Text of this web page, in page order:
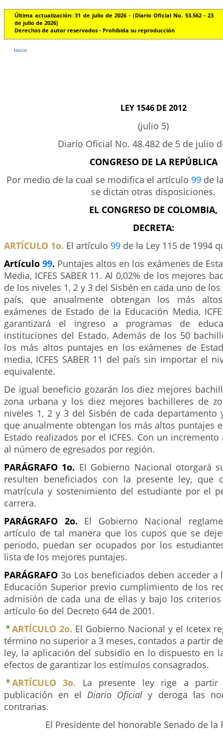
Última actualización: 31 de julio de 2026 - (Diario Oficial No. 53.562 - 23
de julio de 2026)
Derechos de autor reservados - Prohibida su reproducción
Inicio
LEY 1546 DE 2012
(julio 5)
Diario Oficial No. 48.482 de 5 de julio
CONGRESO DE LA REPÚBLICA
Por medio de la cual se modifica el artículo 99 de
se dictan otras disposiciones.
EL CONGRESO DE COLOMBIA,
DECRETA:
ARTÍCULO 1o. El artículo 99 de la Ley 115 de 1994
Artículo99. Puntajes altos en los exámenes de
Media, ICFES SABER 11. Al 0,02% de los mejores
de los niveles 1, 2 y 3 del Sisbén en cada uno de
país, que anualmente obtengan los más
exámenes de Estado de la Educación Media,
garantizará el ingreso a programas de
instituciones del Estado. Además de los 50
los más altos puntajes en los exámenes de
media, ICFES SABER 11 del país sin importar el
equivalente.
De igual beneficio gozarán los diez mejores
zona urbana y los diez mejores bachilleres de
niveles 1, 2 y 3 del Sisbén de cada departamento
que anualmente obtengan los más altos puntajes
Estado realizados por el ICFES. Con un
al número de egresados por región.
PARÁGRAFO 1o. El Gobierno Nacional otorgará
resulten beneficiados con la presente ley, que
matrícula y sostenimiento del estudiante por el
carrera.
PARÁGRAFO 2o. El Gobierno Nacional
artículo de tal manera que los cupos que se
periodo, puedan ser ocupados por los
lista de los mejores puntajes.
PARÁGRAFO 3o Los beneficiados deben acceder a
Educación Superior previo cumplimiento de los
admisión de cada una de ellas y bajo los
artículo 6o del Decreto 644 de 2001.
ARTÍCULO 2o. El Gobierno Nacional y el Icetex
término no superior a 3 meses, contados a partir
ley, la aplicación del subsidio en lo dispuesto en
efectos de garantizar los estímulos consagrados.
ARTÍCULO 3o. La presente ley rige a
publicación en elDiario Oficialy deroga las
contrarias.
El Presidente del honorable Senado de la